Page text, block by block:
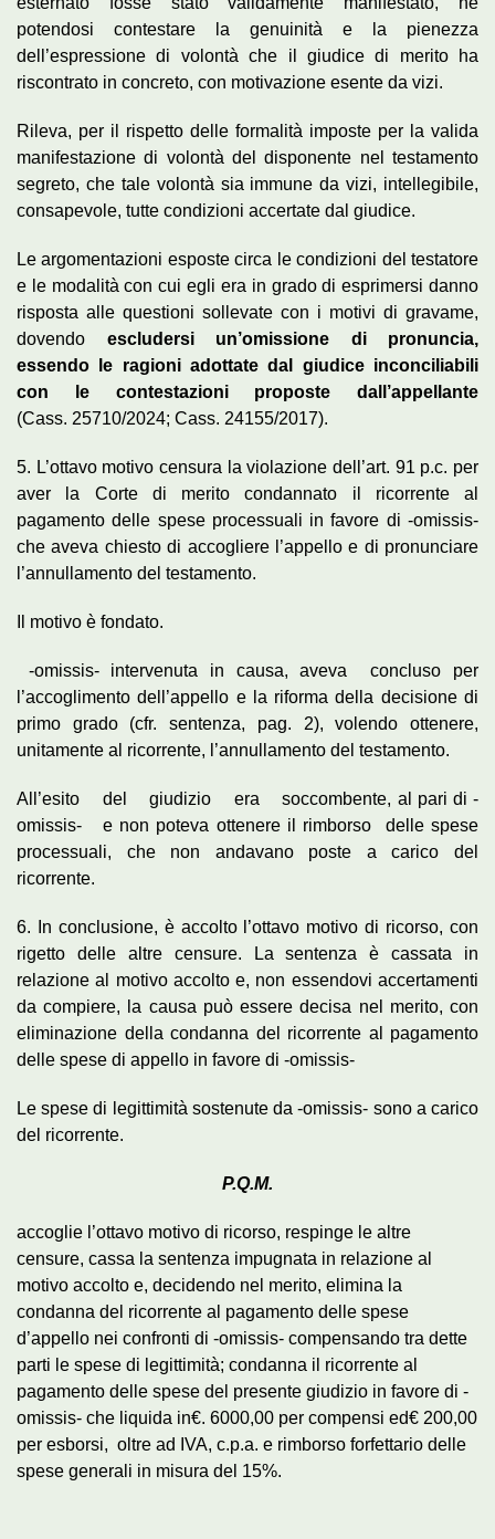
potendosi contestare la genuinità e la pienezza
dell’espressione di volontà che il giudice di merito ha
riscontrato in concreto, con motivazione esente da vizi.
Rileva, per il rispetto delle formalità imposte per la valida
manifestazione di volontà del disponente nel testamento
segreto, che tale volontà sia immune da vizi, intellegibile,
consapevole, tutte condizioni accertate dal giudice.
Le argomentazioni esposte circa le condizioni del testatore
e le modalità con cui egli era in grado di esprimersi danno
risposta alle questioni sollevate con i motivi di gravame,
dovendo escludersi un’omissione di pronuncia,
essendo le ragioni adottate dal giudice inconciliabili
con le contestazioni proposte dall’appellante
(Cass. 25710/2024; Cass. 24155/2017).
5. L’ottavo motivo censura la violazione dell’art. 91 p.c. per
aver la Corte di merito condannato il ricorrente al
pagamento delle spese processuali in favore di -omissis-
che aveva chiesto di accogliere l’appello e di pronunciare
l’annullamento del testamento.
Il motivo è fondato.
-omissis- intervenuta in causa, aveva concluso per
l’accoglimento dell’appello e la riforma della decisione di
primo grado (cfr. sentenza, pag. 2), volendo ottenere,
unitamente al ricorrente, l’annullamento del testamento.
All’esito del giudizio era soccombente, al pari di -
omissis- e non poteva ottenere il rimborso delle spese
processuali, che non andavano poste a carico del
ricorrente.
6. In conclusione, è accolto l’ottavo motivo di ricorso, con
rigetto delle altre censure. La sentenza è cassata in
relazione al motivo accolto e, non essendovi accertamenti
da compiere, la causa può essere decisa nel merito, con
eliminazione della condanna del ricorrente al pagamento
delle spese di appello in favore di -omissis-
Le spese di legittimità sostenute da -omissis- sono a carico
del ricorrente.
P.Q.M.
accoglie l’ottavo motivo di ricorso, respinge le altre
censure, cassa la sentenza impugnata in relazione al
motivo accolto e, decidendo nel merito, elimina la
condanna del ricorrente al pagamento delle spese
d’appello nei confronti di -omissis- compensando tra dette
parti le spese di legittimità; condanna il ricorrente al
pagamento delle spese del presente giudizio in favore di -
omissis- che liquida in€. 6000,00 per compensi ed€ 200,00
per esborsi, oltre ad IVA, c.p.a. e rimborso forfettario delle
spese generali in misura del 15%.